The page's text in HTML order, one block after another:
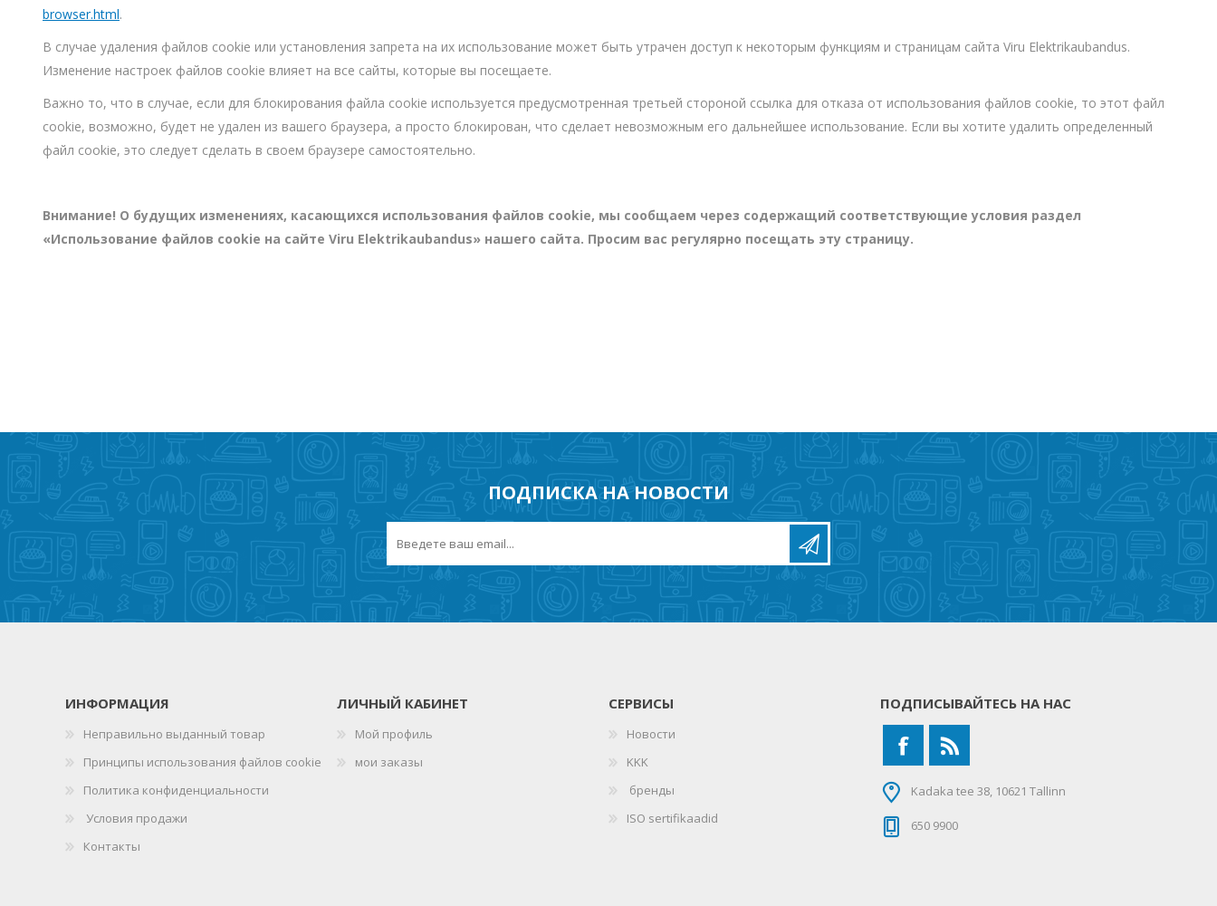
browser.html.
В случае удаления файлов cookie или установления запрета на их использование может быть утрачен доступ к некоторым функциям и страницам сайта Viru Elektrikaubandus.
Изменение настроек файлов cookie влияет на все сайты, которые вы посещаете.
Важно то, что в случае, если для блокирования файла cookie используется предусмотренная третьей стороной ссылка для отказа от использования файлов cookie, то этот файл
cookie, возможно, будет не удален из вашего браузера, а просто блокирован, что сделает невозможным его дальнейшее использование. Если вы хотите удалить определенный
файл cookie, это следует сделать в своем браузере самостоятельно.
Внимание! О будущих изменениях, касающихся использования файлов cookie, мы сообщаем через содержащий соответствующие условия раздел
«Использование файлов cookie на сайте Viru Elektrikaubandus» нашего сайта. Просим вас регулярно посещать эту страницу.
ПОДПИСКА НА НОВОСТИ
ИНФОРМАЦИЯ
Неправильно выданный товар
Принципы использования файлов cookie
Политика конфиденциальности
Условия продажи
Контакты
ЛИЧНЫЙ КАБИНЕТ
Мой профиль
мои заказы
СЕРВИСЫ
Новости
KKK
бренды
ISO sertifikaadid
ПОДПИСЫВАЙТЕСЬ НА НАС
Kadaka tee 38, 10621 Tallinn
650 9900